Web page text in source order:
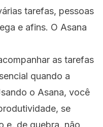
tarefas, pessoas
e afins. O Asana
as tarefas
quando a
o Asana, você
se
e, de quebra, não